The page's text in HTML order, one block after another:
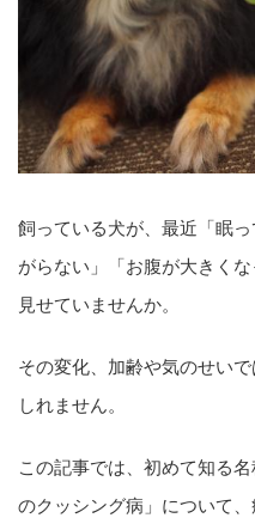
飼っている犬が、最近「眠
がらない」「お腹が大きく
見せていませんか。
その変化、加齢や気のせい
しれません。
この記事では、初めて知る
のクッシング病」について